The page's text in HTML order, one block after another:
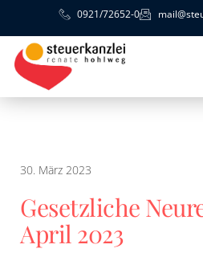
0921/72652-0
30. März 2023
Gesetzliche
April 2023